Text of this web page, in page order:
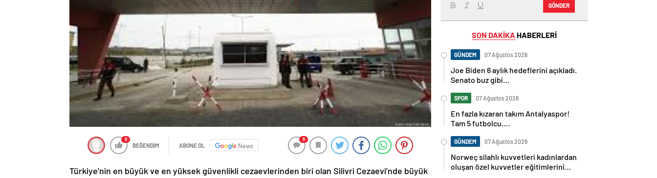
0
BEĞENDİM ABONE OL News
0
Türkiye'nin en büyük ve en yüksek güvenlikli cezaevlerinden biri olan Silivri Cezaevi'nde büyük
GÖNDER
SON DAKİKA HABERLERİ
GÜNDEM 07 Ağustos 2026
Joe Biden 6 aylık hedeflerini açıkladı.
Senato buz gibi…
SPOR 07 Ağustos 2026
En fazla kızaran takım Antalyaspor!
Tam 5 futbolcu….
GÜNDEM 07 Ağustos 2026
Norweç silahlı kuvvetleri kadınlardan
oluşan özel kuvvetler eğitimlerini